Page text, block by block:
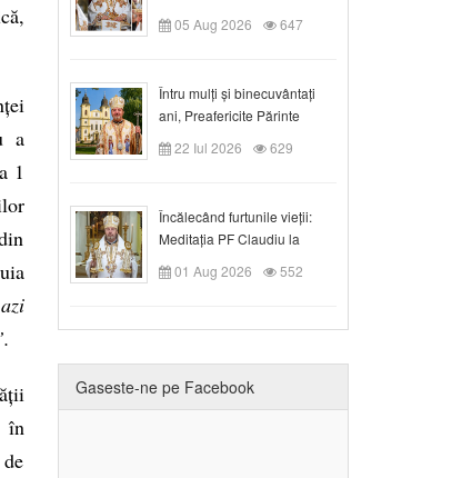
a
1
în
05 Aug 2026 647
Întru mulți și binecuvântați
ani, Preafericite Părinte
Claudiu!
22 Iul 2026 629
Încălecând furtunile vieții:
Meditația PF Claudiu la
Duminica a IX-a după Rusalii
01 Aug 2026 552
Gaseste-ne pe Facebook